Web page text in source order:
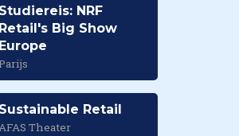
Studiereis: NRF
Retail's Big Show
Europe
Sustainable Retail
Theater